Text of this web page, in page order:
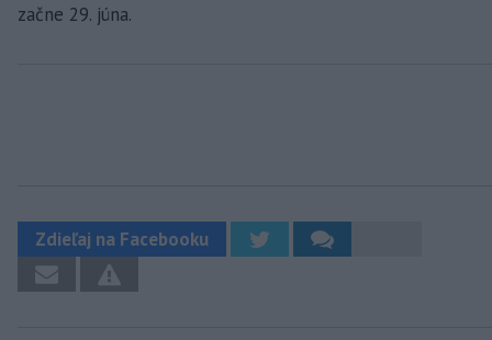
začne 29. júna.
Zdieľaj na Facebooku